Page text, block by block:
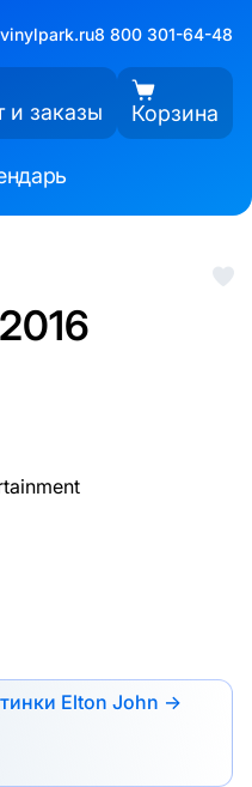
8 800 301-64-48
и заказы Корзина
Elton John →